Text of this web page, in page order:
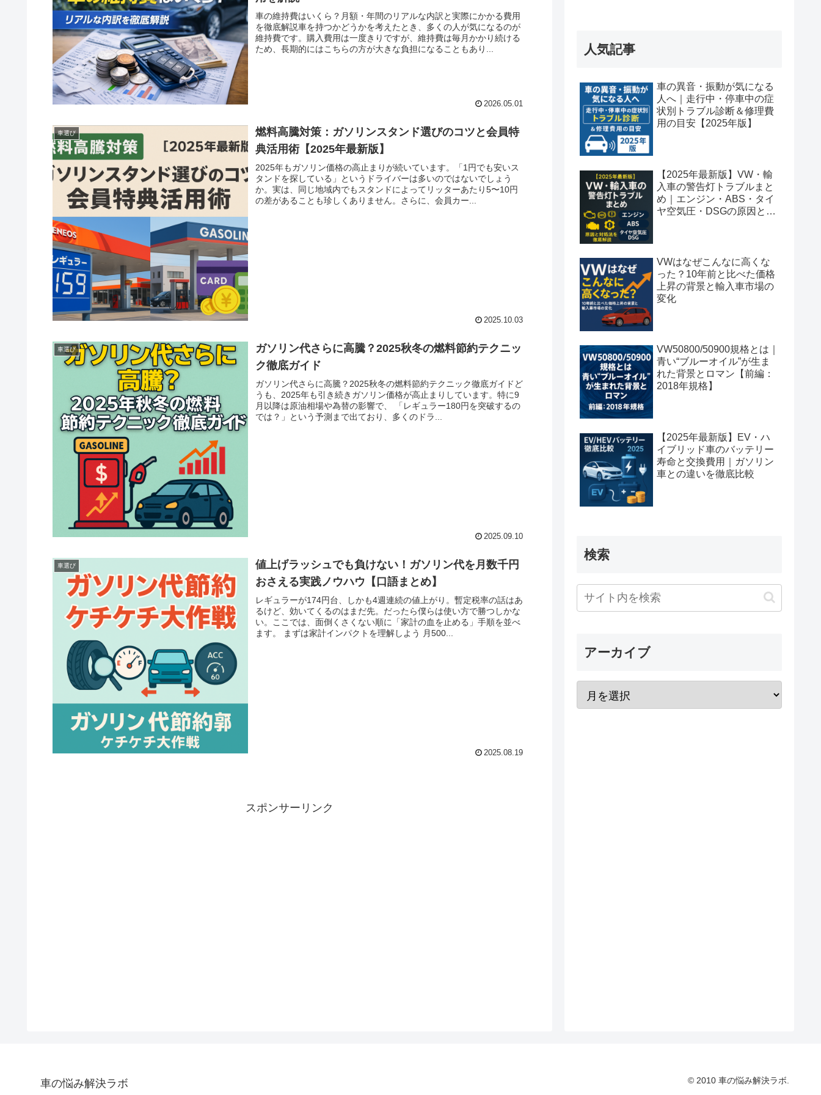
車の維持費はいくら？月額・年間のリアルな内訳と実際にかかる費用
を徹底解説車を持つかどうかを考えたとき、多くの人が気になるのが
維持費です。購入費用は一度きりですが、維持費は毎月かかり続ける
ため、長期的にはこちらの方が大きな負担になることもあり...
2026.05.01
車選び
燃料高騰対策：ガソリンスタンド選びのコツと会員特
典活用術【2025年最新版】
2025年もガソリン価格の高止まりが続いています。「1円でも安いス
タンドを探している」というドライバーは多いのではないでしょう
か。実は、同じ地域内でもスタンドによってリッターあたり5〜10円
の差があることも珍しくありません。さらに、会員カー...
2025.10.03
車選び
ガソリン代さらに高騰？2025秋冬の燃料節約テクニッ
ク徹底ガイド
ガソリン代さらに高騰？2025秋冬の燃料節約テクニック徹底ガイドど
うも、2025年も引き続きガソリン価格が高止まりしています。特に9
月以降は原油相場や為替の影響で、 「レギュラー180円を突破するの
では？」という予測まで出ており、多くのドラ...
2025.09.10
車選び
値上げラッシュでも負けない！ガソリン代を月数千円
おさえる実践ノウハウ【口語まとめ】
レギュラーが174円台、しかも4週連続の値上がり。暫定税率の話はあ
るけど、効いてくるのはまだ先。だったら僕らは使い方で勝つしかな
い。ここでは、面倒くさくない順に「家計の血を止める」手順を並べ
ます。 まずは家計インパクトを理解しよう 月500...
2025.08.19
スポンサーリンク
人気記事
車の異音・振動が気になる
人へ｜走行中・停車中の症
状別トラブル診断＆修理費
用の目安【2025年版】
【2025年最新版】VW・輸
入車の警告灯トラブルまと
め｜エンジン・ABS・タイ
ヤ空気圧・DSGの原因と対
VWはなぜこんなに高くな
った？10年前と比べた価格
上昇の背景と輸入車市場の
変化
VW50800/50900規格とは｜
青い“ブルーオイル”が生ま
れた背景とロマン【前編：
2018年規格】
【2025年最新版】EV・ハ
イブリッド車のバッテリー
寿命と交換費用｜ガソリン
車との違いを徹底比較
検索
アーカイブ
車の悩み解決ラボ © 2010 車の悩み解決ラボ.